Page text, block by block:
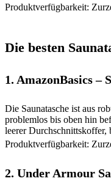
Produktverfügbarkeit:
Die besten
1. AmazonBasics –
Die Saunatasche ist aus
problemlos bis oben hin
leerer Durchschnittskoffer,
Produktverfügbarkeit:
2. Under Armour